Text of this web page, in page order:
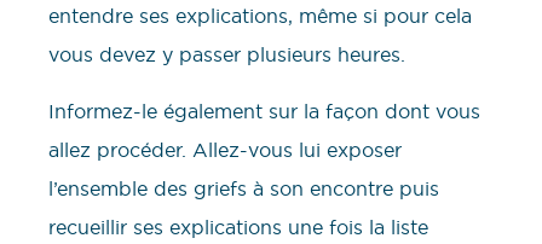
entendre ses explications, même si pour cela
vous devez y passer plusieurs heures.
Informez-le également sur la façon dont vous
allez procéder. Allez-vous lui exposer
l’ensemble des griefs à son encontre puis
recueillir ses explications une fois la liste